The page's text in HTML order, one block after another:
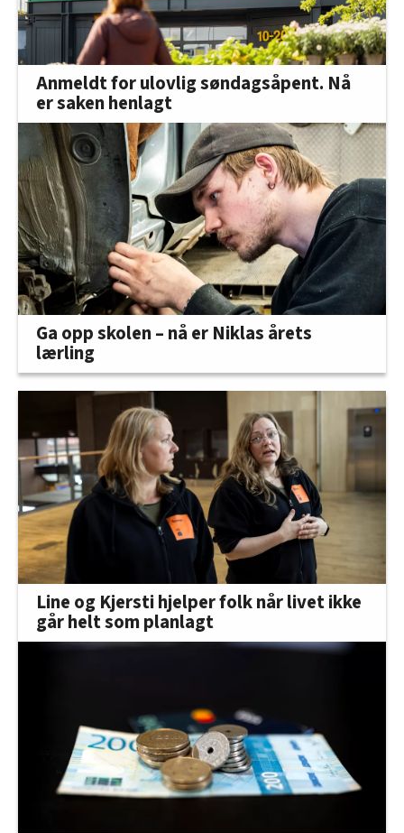
Anmeldt for ulovlig søndagsåpent. Nå
er saken henlagt
Ga opp skolen – nå er Niklas årets
lærling
Line og Kjersti hjelper folk når livet ikke
går helt som planlagt